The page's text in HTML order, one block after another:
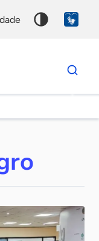
Dados
para
chave